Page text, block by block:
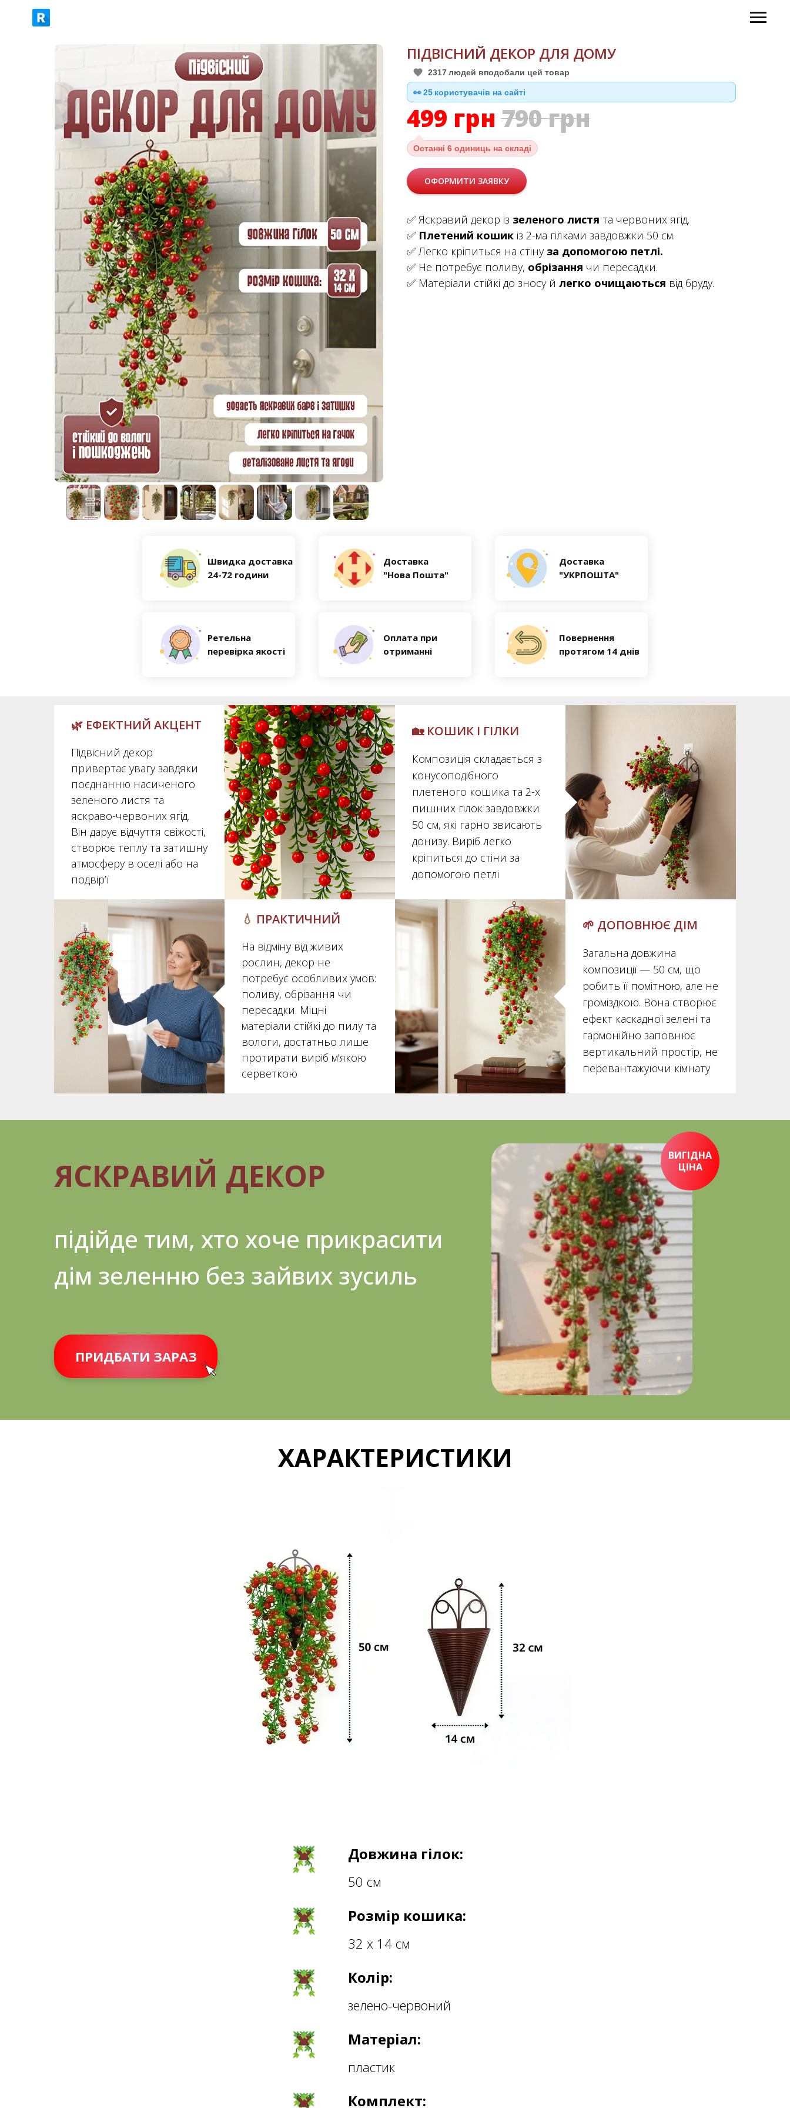
ПІДВІСНИЙ ДЕКОР ДЛЯ ДОМУ
2317 людей вподобали цей товар
👀24 користувачів на сайті
499 грн 790грн
Останні 6 одиниць на складі
ОФОРМИТИ ЗАЯВКУ
✅ Яскравий декор із зеленого листя та червоних ягід.
✅ Плетений кошик із 2-ма гілками завдовжки 50 см.
✅ Легко кріпиться на стіну за допомогою петлі.
✅ Не потребує поливу, обрізання чи пересадки.
✅ Матеріали стійкі до зносу й легко очищаються від бруду.
Оплата при
отриманні
Ретельна
перевірка якості
Швидка доставка
24-72 години
Доставка
"Нова Пошта"
Доставка
"УКРПОШТА"
Повернення
протягом 14 днів
🌿 ЕФЕКТНИЙ АКЦЕНТ
Підвісний декор
привертає увагу завдяки
поєднанню насиченого
зеленого листя та
яскраво-червоних ягід.
Він дарує відчуття свіжості,
створює теплу та затишну
атмосферу в оселі або на
подвір’ї
🏡 КОШИК І ГІЛКИ
Композиція складається з
конусоподібного
плетеного кошика та 2-х
пишних гілок завдовжки
50 см, які гарно звисають
донизу. Виріб легко
кріпиться до стіни за
допомогою петлі
💧 ПРАКТИЧНИЙ
На відміну від живих
рослин, декор не
потребує особливих умов:
поливу, обрізання чи
пересадки. Міцні
матеріали стійкі до пилу та
вологи, достатньо лише
протирати виріб м’якою
серветкою
🌱 ДОПОВНЮЄ ДІМ
Загальна довжина
композиції — 50 см, що
робить її помітною, але не
громіздкою. Вона створює
ефект каскадної зелені та
гармонійно заповнює
вертикальний простір, не
перевантажуючи кімнату
ПРИДБАТИ ЗАРАЗ
ЯСКРАВИЙ ДЕКОР
підійде тим, хто хоче прикрасити
дім зеленню без зайвих зусиль
ВИГІДНА
ЦІНА
ХАРАКТЕРИСТИКИ
Довжина гілок:
50 см
Розмір кошика:
32 х 14 см
Колір:
зелено-червоний
Матеріал:
пластик
Комплект: